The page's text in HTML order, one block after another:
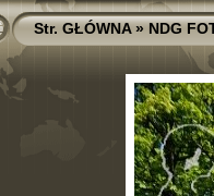
Str. GŁÓWNA»NDG